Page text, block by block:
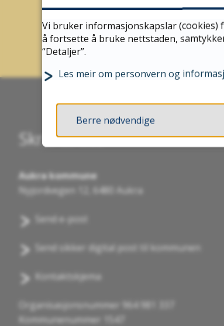
Skriv til oss
Aukra kommune
Nyjordvegen 12, 6480 Aukra
Send e-post
Send sikker digital post til kommunen
Kontaktskjema
Organisasjonsnummer 964 981 337
Kommunenummer 1547
Vi bruker informasjonskapslar
å fortsette å bruke nettstaden,
“Detaljer”.
Les meir om personvern og
Berre nødvendige